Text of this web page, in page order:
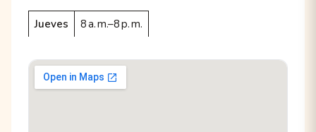
Jueves 8 a. m.–8 p. m.